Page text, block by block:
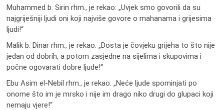
Muhammed b. Sirin rhm., je rekao: „Uvjek smo govorili da su
najgriješniji ljudi oni koji najviše govore o mahanama i grijesima
ljudi!“
Malik b. Dinar rhm., je rekao: „Dosta je čovjeku grijeha to što nije
jedan od dobrih, a potom zasjedne na sijelima i skupovima i
počne ogovarati dobre ljude!“
Ebu Asim el-Nebil rhm., je rekao: „Neće ljude spominjati po
onome što im je mrsko i nije im drago niko drugi do glupaci koji
nemaju vjere!“